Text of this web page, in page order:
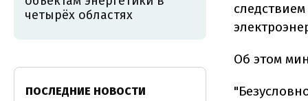
Об этом
четырёх областях
ПОСЛЕДНИЕ НОВОСТИ